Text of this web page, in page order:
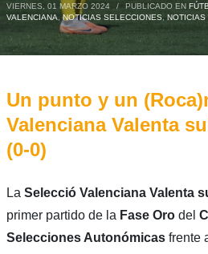
VIERNES, 01 MARZO 2024 / PUBLICADO EN
VALENCIANA ,NOTICIAS SELECCIONES, NOTICIAS
Un punto y un
Valenciana Valenta
(0-0)
La Selecció Valenciana Valenta
primer partido de la Fase Oro del
Selecciones Autonómicasfrente